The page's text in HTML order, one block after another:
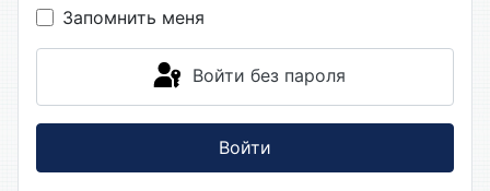
Запомнить меня
Войти без пароля
Войти